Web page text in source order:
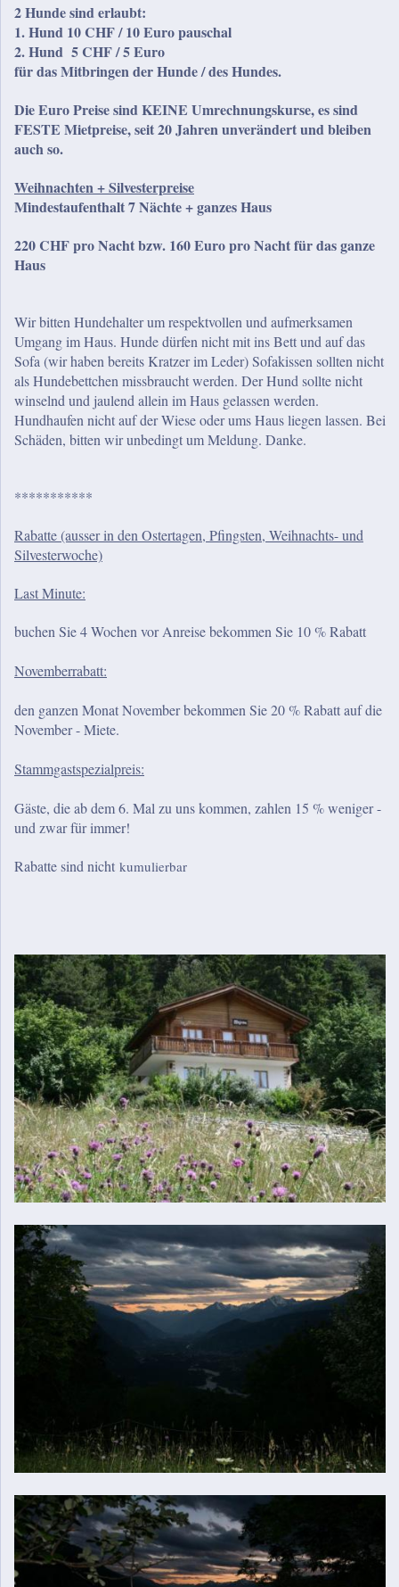
2 Hunde sind erlaubt:
1. Hund 10 CHF / 10 Euro pauschal
2. Hund 5 CHF / 5 Euro
für das Mitbringen der Hunde / des Hundes.
Die Euro Preise sind KEINE Umrechnungskurse, es sind
FESTE Mietpreise, seit 20 Jahren unverändert und bleiben
auch so.
Weihnachten + Silvesterpreise
Mindestaufenthalt 7 Nächte + ganzes Haus
220 CHF pro Nacht bzw. 160 Euro pro Nacht für das ganze
Haus
Wir bitten Hundehalter um respektvollen und aufmerksamen
Umgang im Haus. Hunde dürfen nicht mit ins Bett und auf das
Sofa (wir haben bereits Kratzer im Leder) Sofakissen sollten nicht
als Hundebettchen missbraucht werden. Der Hund sollte nicht
winselnd und jaulend allein im Haus gelassen werden.
Hundhaufen nicht auf der Wiese oder ums Haus liegen lassen. Bei
Schäden, bitten wir unbedingt um Meldung. Danke.
***********
Rabatte (ausser in den Ostertagen, Pfingsten, Weihnachts- und
Silvesterwoche)
Last Minute:
buchen Sie 4 Wochen vor Anreise bekommen Sie 10 % Rabatt
Novemberrabatt:
den ganzen Monat November bekommen Sie 20 % Rabatt auf die
November - Miete.
Stammgastspezialpreis:
Gäste, die ab dem 6. Mal zu uns kommen, zahlen 15 % weniger -
und zwar für immer!
Rabatte sind nicht kumulierbar